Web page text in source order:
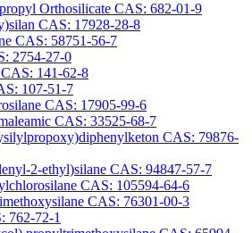
Orthosilicate CAS: 682-01-9
CAS: 17928-28-8
CAS: 58751-56-7
2754-27-0
141-62-8
107-51-7
CAS: 17905-99-6
CAS: 33525-68-7
CAS: 79876-
2-ethyl)silane CAS: 94847-57-7
CAS: 105594-64-6
CAS: 76301-00-3
762-72-1